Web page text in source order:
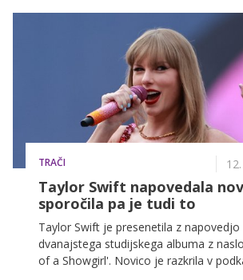
oboževalce.
TRAČI
Taylor Swift napovedala
sporočila pa je tudi to
Taylor Swift je presenetila z napovedjo
dvanajstega studijskega albuma z
of a Showgirl'. Novico je razkrila v